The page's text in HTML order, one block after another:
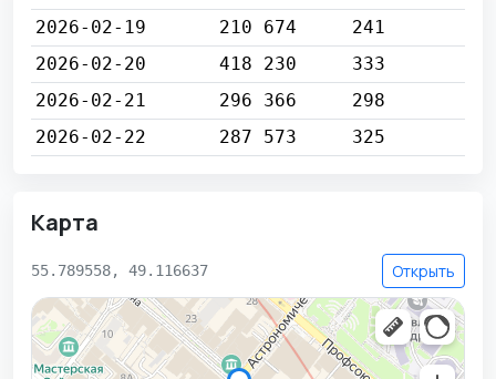
2026-02-19
210 674
241
2026-02-20
418 230
333
2026-02-21
296 366
298
2026-02-22
287 573 325
Карта
55.789558, 49.116637 Открыть